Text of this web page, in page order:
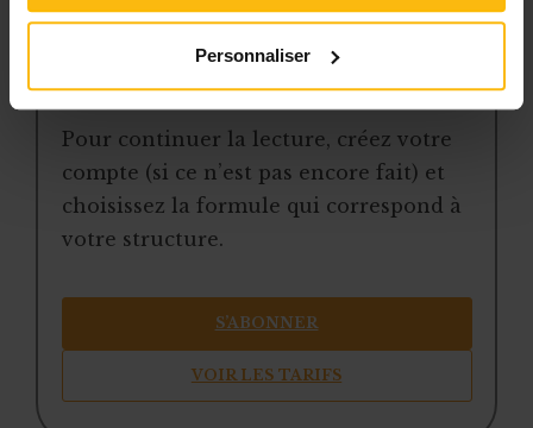
Personnaliser
téléchargeables
une newsletter hebdomadaire
adaptée à vos besoins
Pour continuer la lecture, créez votre
compte (si ce n’est pas encore fait) et
choisissez la formule qui correspond à
votre structure.
S’ABONNER
VOIR LES TARIFS